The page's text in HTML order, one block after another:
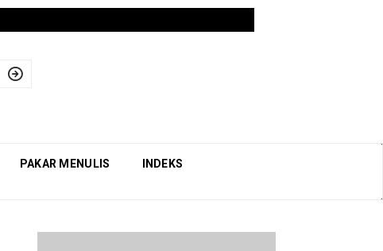
PAKAR MENULIS INDEKS